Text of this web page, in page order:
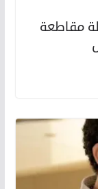
مقاطعة